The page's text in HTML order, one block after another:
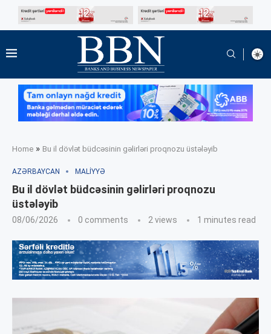
Home » Bu il dövlət büdcəsinin gəlirləri proqnozu üstələyib
AZƏRBAYCAN MALIYYƏ
Bu il dövlət büdcəsinin gəlirləri proqnozu
üstələyib
08/06/2026 0 comments 2views 1 minutes read